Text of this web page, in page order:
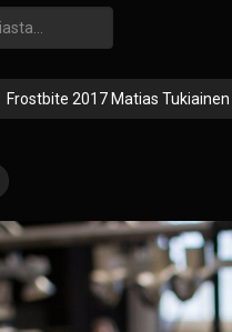
Frostbite 2017 Matias Tukiainen